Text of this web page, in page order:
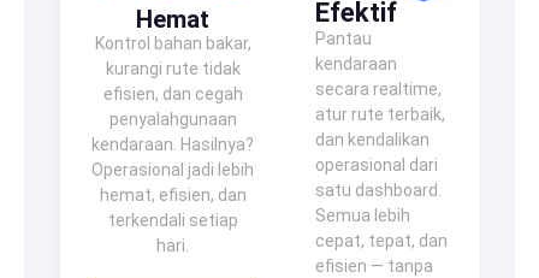
Hemat
Kontrol bahan bakar,
kurangi rute tidak
efisien, dan cegah
penyalahgunaan
kendaraan. Hasilnya?
Operasional jadi lebih
hemat, efisien, dan
terkendali setiap
hari.
Efektif
Pantau
kendaraan
secara realtime,
atur rute terbaik,
dan kendalikan
operasional dari
satu dashboard.
Semua lebih
cepat, tepat, dan
efisien — tanpa